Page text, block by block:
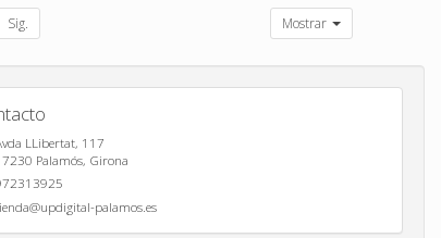
Sig. Mostrar
LLibertat, 117
Palamós, Girona
palamos.es